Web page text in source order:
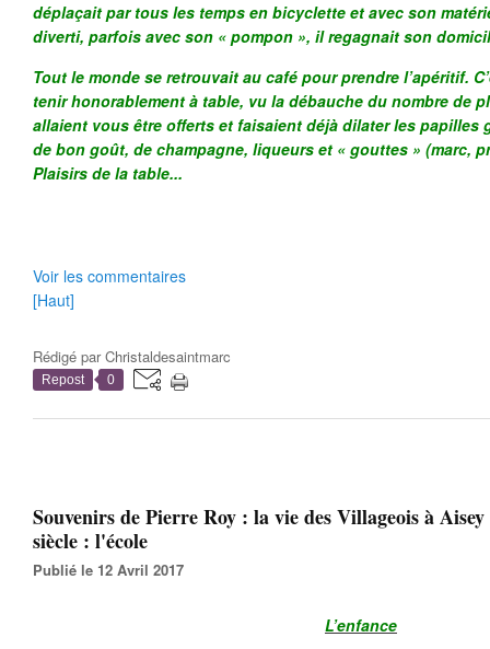
déplaçait par tous les temps en bicyclette et avec son
diverti, parfois avec son « pompon », il regagnait son
Tout le monde se retrouvait au café pour prendre l’apéritif.
tenir honorablement à table, vu la débauche du nombre de
allaient vous être offerts et faisaient déjà dilater les papilles
de bon goût, de champagne, liqueurs et « gouttes » (marc,
Plaisirs de la table...
Voir les commentaires
[Haut]
Rédigé parChristaldesaintmarc
Repost 0
Souvenirs de Pierre Roy : la vie des Villageois à
siècle : l'école
Publié le 12 Avril 2017
L’enfance